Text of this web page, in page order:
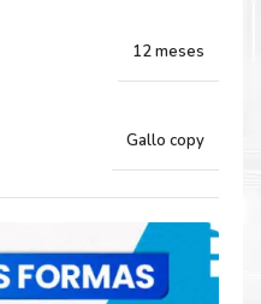
12 meses
Gallo copy